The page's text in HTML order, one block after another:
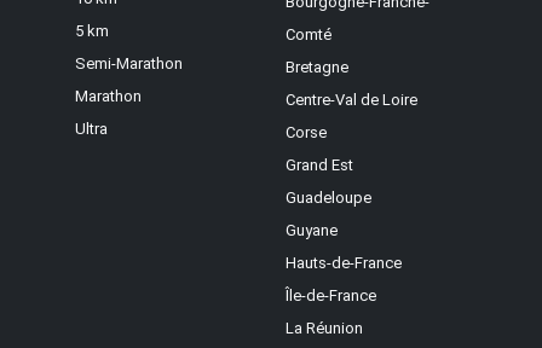
5 km
Semi-Marathon
Marathon
Ultra
Comté
Bretagne
Centre-Val de Loire
Corse
Grand Est
Guadeloupe
Guyane
Hauts-de-France
Île-de-France
La Réunion